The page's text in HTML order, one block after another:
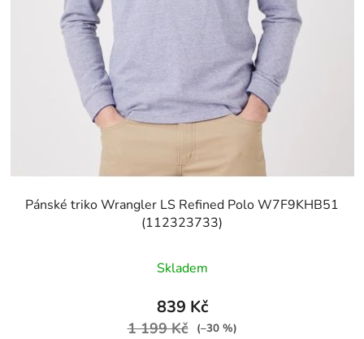
Pánské triko Wrangler LS Refined Polo W7F9KHB51
(112323733)
Skladem
839 Kč
1 199 Kč (–30 %)